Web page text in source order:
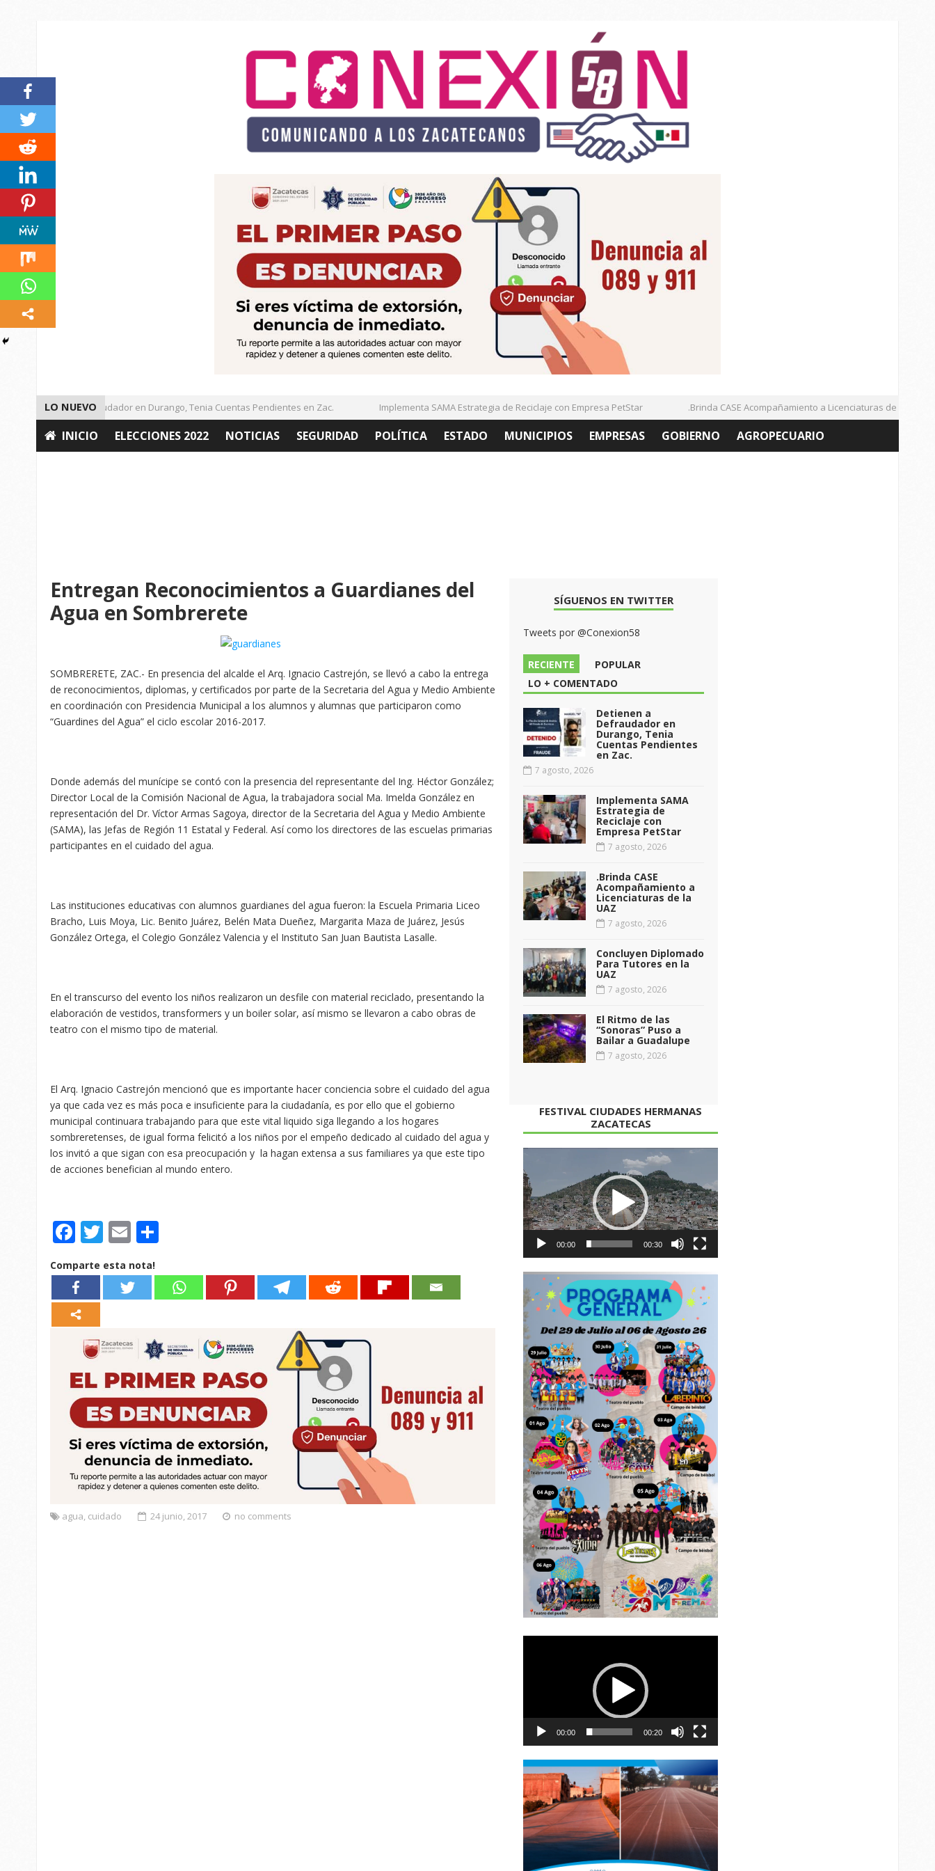
LO NUEVO
Detienen a Defraudador en Durango, Tenia Cuentas Pendientes en Zac. Implementa SAMA Estrategia de Reciclaje con Empresa PetStar .Brinda CASE Acompañamiento a Licenciaturas de la UAZ
INICIO ELECCIONES 2022 NOTICIAS SEGURIDAD POLÍTICA ESTADO MUNICIPIOS EMPRESAS GOBIERNO AGROPECUARIO
Entregan Reconocimientos a Guardianes del
Agua en Sombrerete
SOMBRERETE, ZAC.- En presencia del alcalde el Arq. Ignacio Castrejón, se llevó a cabo la entrega
de reconocimientos, diplomas, y certificados por parte de la Secretaria del Agua y Medio Ambiente
en coordinación con Presidencia Municipal a los alumnos y alumnas que participaron como
“Guardines del Agua” el ciclo escolar 2016-2017.
Donde además del munícipe se contó con la presencia del representante del Ing. Héctor González;
Director Local de la Comisión Nacional de Agua, la trabajadora social Ma. Imelda González en
representación del Dr. Víctor Armas Sagoya, director de la Secretaria del Agua y Medio Ambiente
(SAMA), las Jefas de Región 11 Estatal y Federal. Así como los directores de las escuelas primarias
participantes en el cuidado del agua.
Las instituciones educativas con alumnos guardianes del agua fueron: la Escuela Primaria Liceo
Bracho, Luis Moya, Lic. Benito Juárez, Belén Mata Dueñez, Margarita Maza de Juárez, Jesús
González Ortega, el Colegio González Valencia y el Instituto San Juan Bautista Lasalle.
En el transcurso del evento los niños realizaron un desfile con material reciclado, presentando la
elaboración de vestidos, transformers y un boiler solar, así mismo se llevaron a cabo obras de
teatro con el mismo tipo de material.
El Arq. Ignacio Castrejón mencionó que es importante hacer conciencia sobre el cuidado del agua
ya que cada vez es más poca e insuficiente para la ciudadanía, es por ello que el gobierno
municipal continuara trabajando para que este vital liquido siga llegando a los hogares
sombreretenses, de igual forma felicitó a los niños por el empeño dedicado al cuidado del agua y
los invitó a que sigan con esa preocupación y la hagan extensa a sus familiares ya que este tipo
de acciones benefician al mundo entero.
Facebook
Twitter
Email
Comparte esta nota!
agua, cuidado 24 junio, 2017 no comments
SÍGUENOS EN TWITTER
Tweets por @Conexion58
RECIENTE
POPULAR
LO + COMENTADO
Detienen a
Defraudador en
Durango, Tenia
Cuentas Pendientes
en Zac.
7 agosto, 2026
Implementa SAMA
Estrategia de
Reciclaje con
Empresa PetStar
7 agosto, 2026
.Brinda CASE
Acompañamiento a
Licenciaturas de la
UAZ
7 agosto, 2026
Concluyen Diplomado
Para Tutores en la
UAZ
7 agosto, 2026
El Ritmo de las
“Sonoras” Puso a
Bailar a Guadalupe
7 agosto, 2026
FESTIVAL CIUDADES HERMANAS
ZACATECAS
de
vídeo
00:00 00:30
00:00 00:20